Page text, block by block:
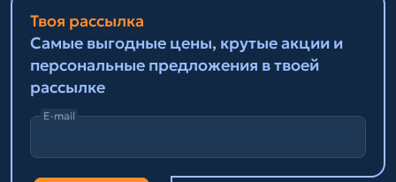
Твоя рассылка
Самые выгодные цены, крутые акции и
персональные предложения в твоей
рассылке
E-mail